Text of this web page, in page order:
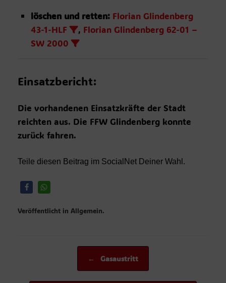
löschen und retten: Florian Glindenberg
43-1-HLF
, Florian Glindenberg 62-01 –
SW 2000
Einsatzbericht:
Die vorhandenen Einsatzkräfte der Stadt
reichten aus. Die FFW Glindenberg konnte
zurück fahren.
Teile diesen Beitrag im SocialNet Deiner Wahl.
Veröffentlicht in Allgemein.
← Gasaustritt